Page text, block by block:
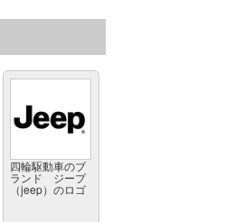
四輪駆動車のブ
ランド ジープ
（jeep）のロゴ